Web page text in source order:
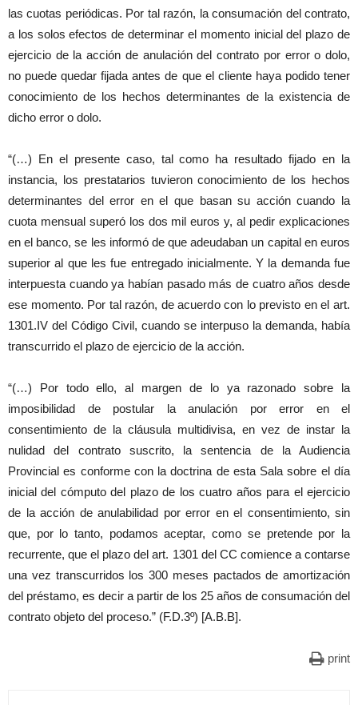
las cuotas periódicas. Por tal razón, la consumación del contrato,
a los solos efectos de determinar el momento inicial del plazo de
ejercicio de la acción de anulación del contrato por error o dolo,
no puede quedar fijada antes de que el cliente haya podido tener
conocimiento de los hechos determinantes de la existencia de
dicho error o dolo.
“(…) En el presente caso, tal como ha resultado fijado en la
instancia, los prestatarios tuvieron conocimiento de los hechos
determinantes del error en el que basan su acción cuando la
cuota mensual superó los dos mil euros y, al pedir explicaciones
en el banco, se les informó de que adeudaban un capital en euros
superior al que les fue entregado inicialmente. Y la demanda fue
interpuesta cuando ya habían pasado más de cuatro años desde
ese momento. Por tal razón, de acuerdo con lo previsto en el art.
1301.IV del Código Civil, cuando se interpuso la demanda, había
transcurrido el plazo de ejercicio de la acción.
“(…) Por todo ello, al margen de lo ya razonado sobre la
imposibilidad de postular la anulación por error en el
consentimiento de la cláusula multidivisa, en vez de instar la
nulidad del contrato suscrito, la sentencia de la Audiencia
Provincial es conforme con la doctrina de esta Sala sobre el día
inicial del cómputo del plazo de los cuatro años para el ejercicio
de la acción de anulabilidad por error en el consentimiento, sin
que, por lo tanto, podamos aceptar, como se pretende por la
recurrente, que el plazo del art. 1301 del CC comience a contarse
una vez transcurridos los 300 meses pactados de amortización
del préstamo, es decir a partir de los 25 años de consumación del
contrato objeto del proceso.” (F.D.3º) [A.B.B].
print